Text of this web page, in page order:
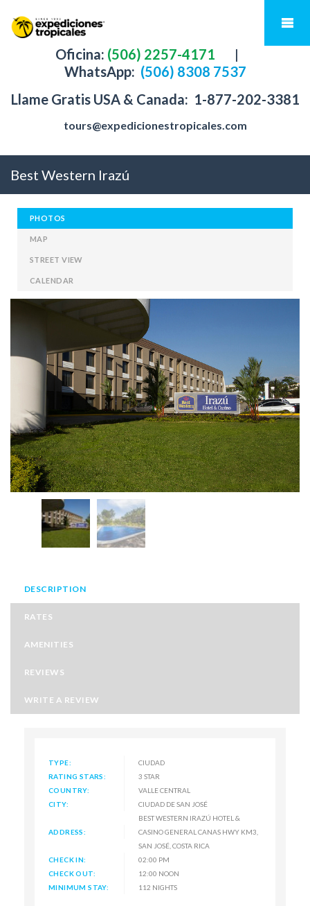
Oficina: (506) 2257-4171
|
WhatsApp: (506) 8308 7537
Llame Gratis USA & Canada: 1-877-202-3381
tours@expedicionestropicales.com
Best Western Irazú
PHOTOS
MAP
STREET VIEW
CALENDAR
DESCRIPTION
RATES
AMENITIES
REVIEWS
WRITE A REVIEW
TYPE:
CIUDAD
RATING STARS:
3 STAR
COUNTRY:
VALLE CENTRAL
CITY:
CIUDAD DE SAN JOSÉ
ADDRESS:
BEST WESTERN IRAZÚ HOTEL &
CASINO GENERAL CANAS HWY KM3,
SAN JOSÉ, COSTA RICA
CHECK IN:
02:00 PM
CHECK OUT:
12:00 NOON
MINIMUM STAY:
112 NIGHTS